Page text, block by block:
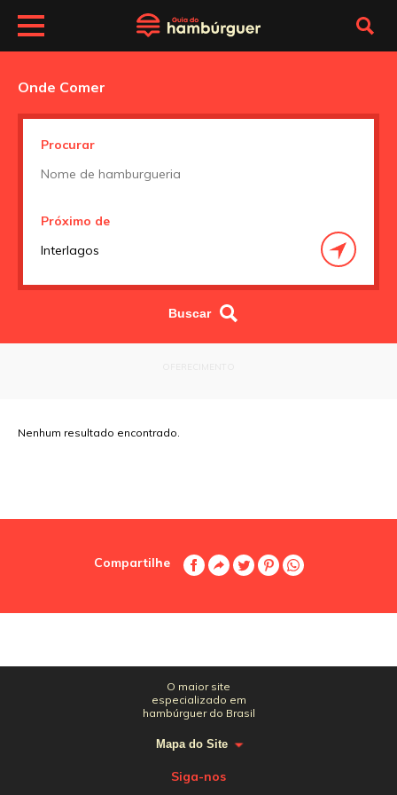
Onde Comer
Procurar
Próximo de
Nenhum resultado encontrado.
Compartilhe
O maior site
especializado em
hambúrguer do Brasil
Mapa do Site
Siga-nos